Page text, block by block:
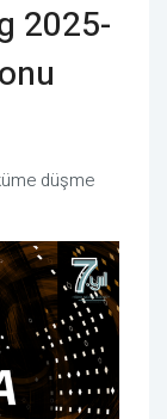
2025-
düşme